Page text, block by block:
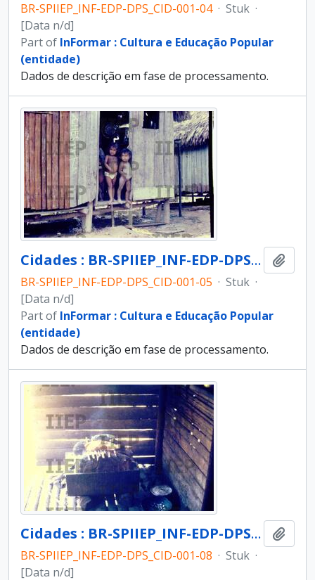
BR-SPIIEP_INF-EDP-DPS_CID-001-04 · Stuk ·
[Data n/d]
Part of InFormar : Cultura e Educação Popular
(entidade)
Dados de descrição em fase de processamento.
Cidades : BR-SPIIEP_INF-EDP-DPS_CID-001-05 [diapositivo]
BR-SPIIEP_INF-EDP-DPS_CID-001-05 · Stuk ·
[Data n/d]
Part of InFormar : Cultura e Educação Popular
(entidade)
Dados de descrição em fase de processamento.
Cidades : BR-SPIIEP_INF-EDP-DPS_CID-001-08 [diapositivo]
BR-SPIIEP_INF-EDP-DPS_CID-001-08 · Stuk ·
[Data n/d]